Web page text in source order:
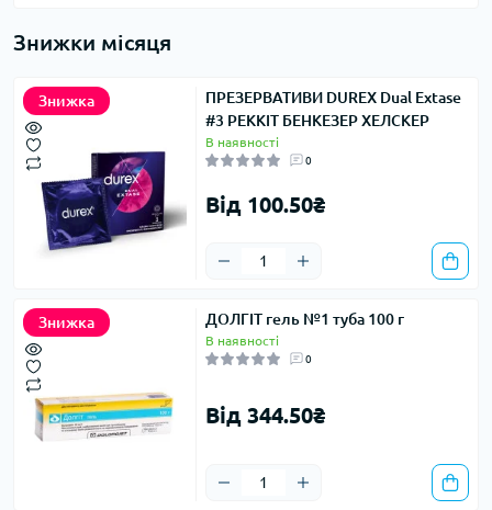
Знижки місяця
Знижка
ПРЕЗЕРВАТИВИ DUREX Dual Extase
#3 РЕККІТ БЕНКЕЗЕР ХЕЛСКЕР
В наявності
0
Від 100.50₴
Знижка ДОЛГІТ гель №1 туба 100 г
В наявності
0
Від 344.50₴